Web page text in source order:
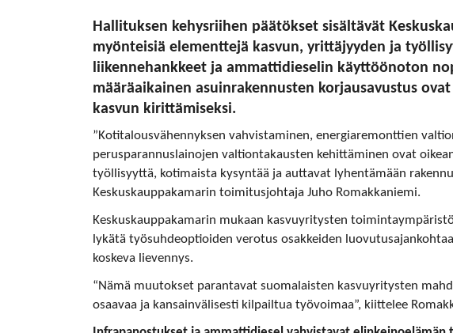
Hallituksen kehysriihen päätökset sisältävät
myönteisiä elementtejä kasvun, yrittäjyyden ja
liikennehankkeet ja ammattidieselin käyttöönoton
määräaikainen asuinrakennusten korjausavustus
kasvun kirittämiseksi.
”Kotitalousvähennyksen vahvistaminen, energiaremonttien
perusparannuslainojen valtiontakausten kehittäminen ovat
työllisyyttä, kotimaista kysyntää ja auttavat lyhentämään
Keskuskauppakamarin toimitusjohtaja Juho Romakkaniemi.
Keskuskauppakamarin mukaan kasvuyritysten
lykätä työsuhdeoptioiden verotus osakkeiden
koskeva lievennys.
“Nämä muutokset parantavat suomalaisten kasvuyritysten
osaavaa ja kansainvälisesti kilpailtua työvoimaa”, kiittelee